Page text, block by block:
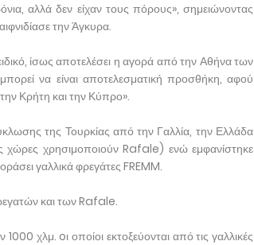
αλλά δεν είχαν τους πόρους», σημειώνοντας
την Άγκυρα.
ίσως αποτελέσει η αγορά από την Αθήνα των
να είναι αποτελεσματική προσθήκη, αφού
Κρήτη και την Κύπρο».
της Τουρκίας από την Γαλλία, την Ελλάδα
χώρες χρησιμοποιούν Rafale) ενώ εμφανίστηκε
γαλλικά φρεγάτες FREMM.
και των Rafale.
χλμ. oι οποίοι εκτοξεύονται από τις γαλλικές